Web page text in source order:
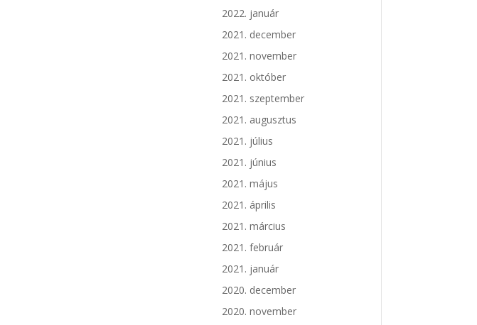
2022. január
2021. december
2021. november
2021. október
2021. szeptember
2021. augusztus
2021. július
2021. június
2021. május
2021. április
2021. március
2021. február
2021. január
2020. december
2020. november